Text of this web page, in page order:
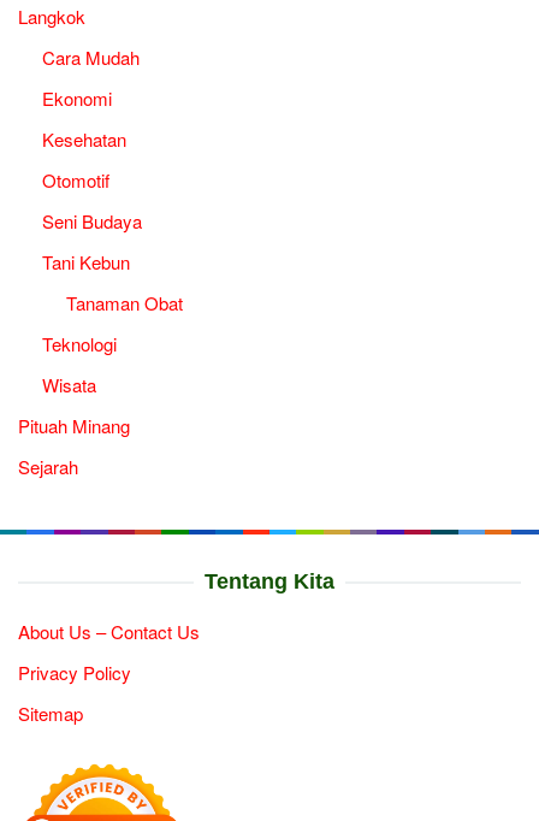
Langkok
Cara Mudah
Ekonomi
Kesehatan
Otomotif
Seni Budaya
Tani Kebun
Tanaman Obat
Teknologi
Wisata
Pituah Minang
Sejarah
Tentang Kita
About Us – Contact Us
Privacy Policy
Sitemap